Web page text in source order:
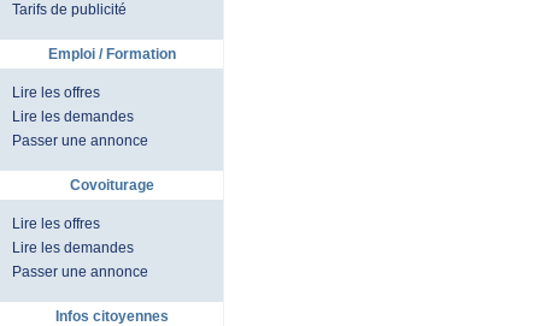
Tarifs de publicité
Emploi / Formation
Lire les offres
Lire les demandes
Passer une annonce
Covoiturage
Lire les offres
Lire les demandes
Passer une annonce
Infos citoyennes